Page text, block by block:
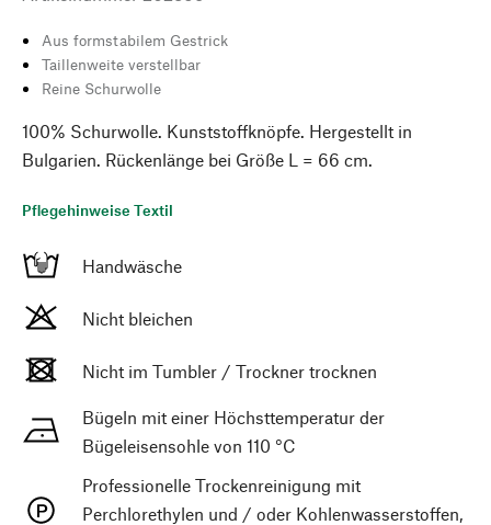
Aus formstabilem Gestrick
Taillenweite verstellbar
Reine Schurwolle
100% Schurwolle. Kunststoffknöpfe. Hergestellt in
Bulgarien. Rückenlänge bei Größe L = 66 cm.
Pflegehinweise Textil
Handwäsche
Nicht bleichen
Nicht im Tumbler / Trockner trocknen
Bügeln mit einer Höchsttemperatur der
Bügeleisensohle von 110 °C
Professionelle Trockenreinigung mit
Perchlorethylen und / oder Kohlenwasserstoffen,